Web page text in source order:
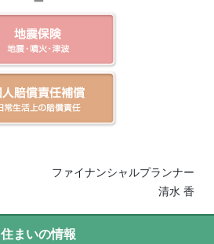
ファイナンシャルプランナー
清水 香
住まいの情報